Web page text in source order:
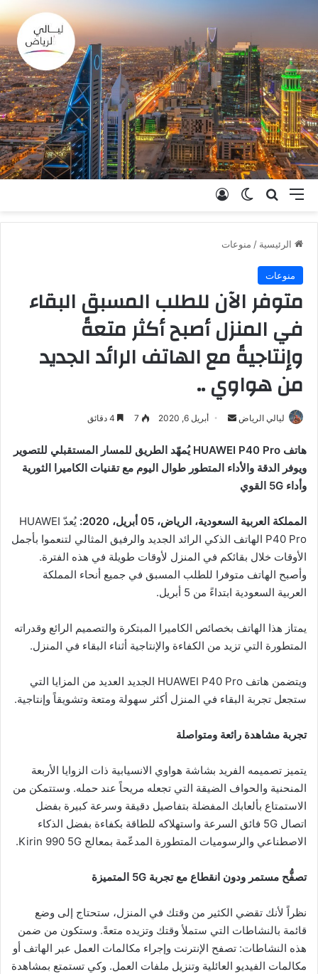
القائمة بحث عنالوضع المظلم
الرئيسية / منوعات
منوعات
متوفر الآن للطلب المسبق البقاء
في المنزل أصبح أكثر متعةً
وإنتاجيةً مع الهاتف الرائد الجديد
من هواوي ..
ليالي الرياض
أرسل
إلكترونيا
أبريل 6, 2020 7
هاتف HUAWEI P40 Pro يُمهّد الطريق للمسار المستقبلي للتصوير
ويوفر الدقة والأداء المتطور طوال اليوم مع تقنيات الكاميرا الثورية
وأداء 5G القوي
المملكة العربية السعودية، الرياض، 05 أبريل، 2020 :
يُعدّ HUAWEI
P40 Pro الهاتف الذكي الرائد الجديد والرفيق المثالي لتنعموا بأجمل
الأوقات خلال بقائكم في المنزل لأوقات طويلة في هذه الفترة.
وأصبح الهاتف متوفرا للطلب المسبق في جميع أنحاء المملكة
العربية السعودية ابتداءً من 5 أبريل.
يمتاز هذا الهاتف بخصائص الكاميرا المبتكرة والتصميم الرائع وقدراته
المتطورة التي تزيد من الكفاءة والإنتاجية أثناء البقاء في المنزل.
ويتضمن هاتف HUAWEI P40 Pro الجديد العديد من المزايا التي
ستجعل تجربة البقاء في المنزل أكثر سهولة ومتعة وتشويقاً وإنتاجية.
تجربة مشاهدة رائعة ومتواصلة
يتميز تصميمه الفريد بشاشة هواوي الانسيابية ذات الزوايا الأربعة
المنحنية والحواف الضيقة التي تجعله مريحاً عند حمله. وستتمكن من
الاستمتاع بألعابك المفضلة بتفاصيل دقيقة وسرعة كبيرة بفضل
اتصال 5G فائق السرعة واستهلاكه للطاقة بكفاءة بفضل الذكاء
الاصطناعي والرسوميات المتطورة المدعّمة بمعالج Kirin 990 5G.
تصفُّح مستمر ودون انقطاع مع تجربة 5G المتميزة
نظراً لأنك تقضي الكثير من وقتك في المنزل، ستحتاج إلى وضع
قائمة بالنشاطات التي ستملأ وقتك وتزيده متعةً. وستكون من ضمن
هذه النشاطات: تصفح الإنترنت وإجراء مكالمات العمل عبر الهاتف أو
مكالمات الفيديو العائلية وتنزيل ملفات العمل. وكي تستمتع بمشاهدة